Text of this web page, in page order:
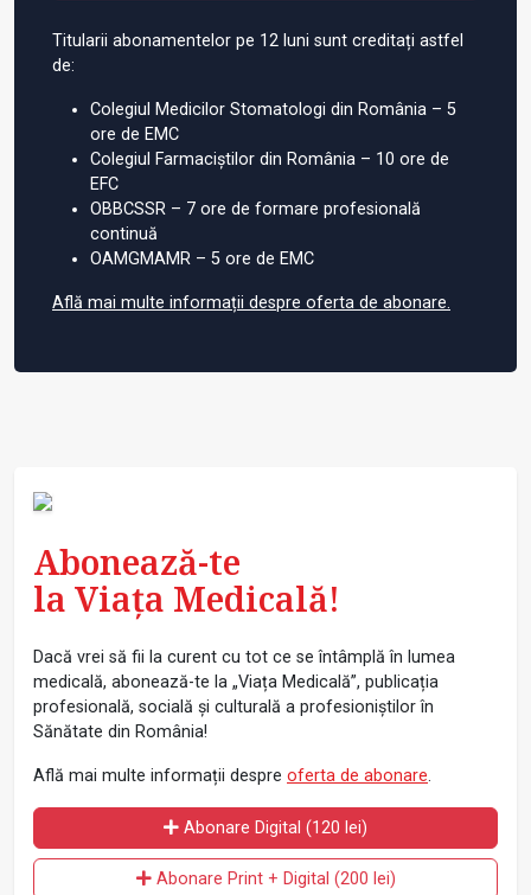
Titularii abonamentelor pe 12 luni sunt creditați astfel
de:
Colegiul Medicilor Stomatologi din România – 5
ore de EMC
Colegiul Farmaciștilor din România – 10 ore de
EFC
OBBCSSR – 7 ore de formare profesională
continuă
OAMGMAMR – 5 ore de EMC
Află mai multe informații despre oferta de abonare.
Abonează-te
la Viața Medicală!
Dacă vrei să fii la curent cu tot ce se întâmplă în lumea
medicală, abonează-te la „Viața Medicală”, publicația
profesională, socială și culturală a profesioniștilor în
Sănătate din România!
Află mai multe informații despre oferta de abonare.
Abonare Digital (120 lei)
Abonare Print + Digital (200 lei)